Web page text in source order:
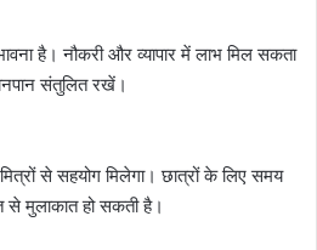
है। नौकरी और व्यापार में लाभ मिल सकता
संतुलित रखें।
से सहयोग मिलेगा। छात्रों के लिए समय
से मुलाकात हो सकती है।